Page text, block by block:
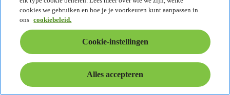
Privacybeleid
Cookiebeleid
Juridische informatie
Aanvullende juridische informatie
Toegankelijkheidsbeleid
Cookie-instellingen
België - Nederlands
© 2026 Acer Inc.
cookies we gebruiken en hoe je je voorkeuren kunt aanpassen in
ons cookiebeleid.
Cookie-instellingen
Alles accepteren